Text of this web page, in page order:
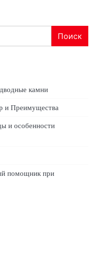
Поиск
камни
и Преимущества
и особенности
помощник при